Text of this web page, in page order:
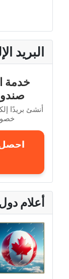
البريد
خدمة
أنشئ بريدًا
أعلام دول